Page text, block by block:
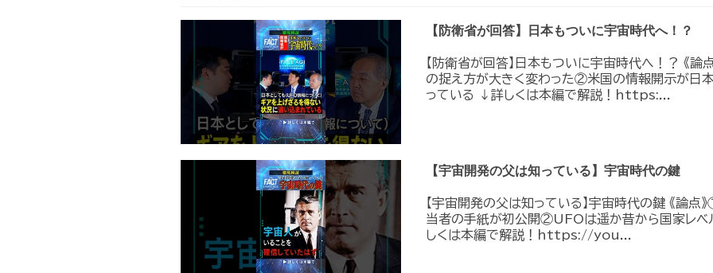
【防衛省が回答】日本もついに宇宙時代へ！？
【防衛省が回答】日本もついに宇宙時代へ！？ 《
の捉え方が大きく変わった②米国の情報開示が日
っている ↓詳しくは本編で解説！https:...
【宇宙開発の父は知っている】宇宙時代の鍵
【宇宙開発の父は知っている】宇宙時代の鍵 《論点
当者の手紙が初公開②UFOは遥か昔から国家レ
しくは本編で解説！https://you...